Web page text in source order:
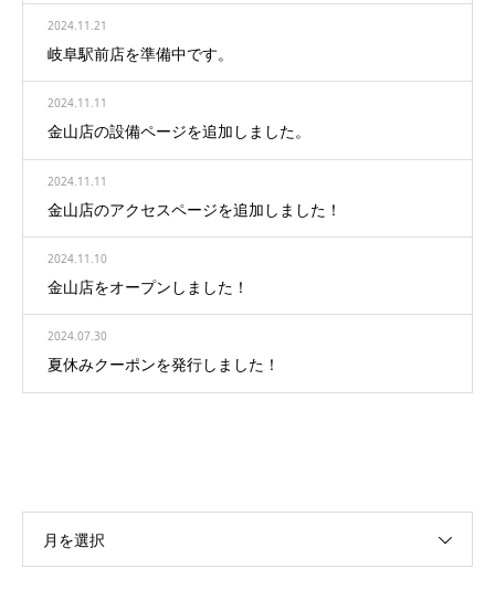
2024.11.21
岐阜駅前店を準備中です。
2024.11.11
金山店の設備ページを追加しました。
2024.11.11
金山店のアクセスページを追加しました！
2024.11.10
金山店をオープンしました！
2024.07.30
夏休みクーポンを発行しました！
月を選択